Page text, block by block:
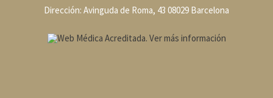
Dirección: Avinguda de Roma, 43 08029 Barcelona